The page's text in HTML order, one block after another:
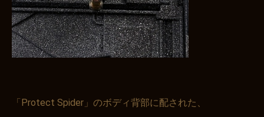
「Protect Spider」のボディ背部に配された、